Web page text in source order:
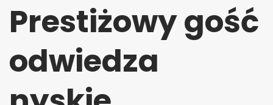
Prestiżowy gość
odwiedza